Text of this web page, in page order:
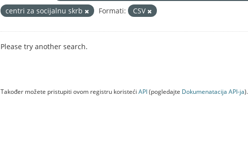
centri za socijalnu skrb
Formati: CSV
Please try another search.
Također možete pristupiti ovom registru koristeći API(pogledajte Dokumenаtаcijа API-jа).